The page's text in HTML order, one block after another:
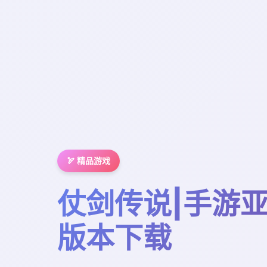
🏹 精品游戏
仗剑传说|手游
版本下载